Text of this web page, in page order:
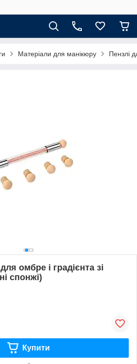
Матеріали для манікюру Пензлі
омбре і градієнта зі
спонжі)
Купити